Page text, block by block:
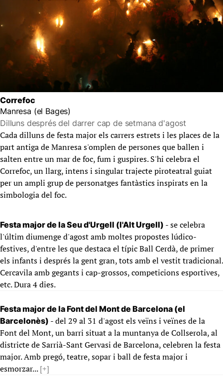
Correfoc
Manresa (el Bages)
Dilluns després del darrer cap de setmana d'agost
Cada dilluns de festa major els carrers estrets i les places de la
part antiga de Manresa s'omplen de persones que ballen i
salten entre un mar de foc, fum i guspires. S'hi celebra el
Correfoc, un llarg, intens i singular trajecte piroteatral guiat
per un ampli grup de personatges fantàstics inspirats en la
simbologia del foc.
Festa major de la Seu d'Urgell (l'Alt Urgell) - se celebra
l'últim diumenge d'agost amb moltes propostes lúdico-
festives, d'entre les que destaca el típic Ball Cerdà, de primer
els infants i després la gent gran, tots amb el vestit tradicional.
Cercavila amb gegants i cap-grossos, competicions esportives,
etc. Dura 4 dies.
Festa major de la Font del Mont de Barcelona (el
Barcelonès) - del 29 al 31 d'agost els veïns i veïnes de la
Font del Mont, un barri situat a la muntanya de Collserola, al
districte de Sarrià-Sant Gervasi de Barcelona, celebren la festa
major. Amb pregó, teatre, sopar i ball de festa major i
esmorzar...[+]